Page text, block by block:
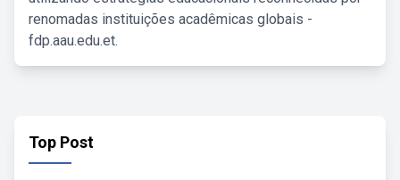
renomadas instituições acadêmicas globais -
fdp.aau.edu.et.
Top Post